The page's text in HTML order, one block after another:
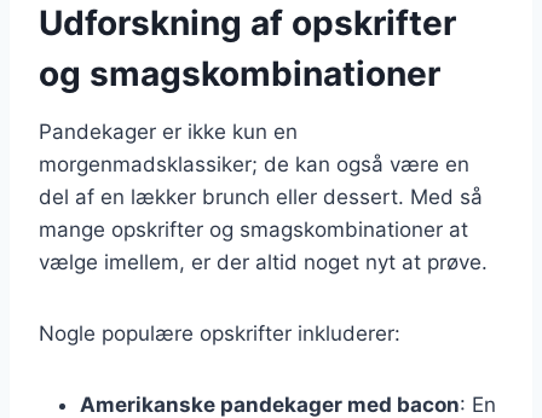
Udforskning af opskrifter
og smagskombinationer
Pandekager er ikke kun en
morgenmadsklassiker; de kan også være en
del af en lækker brunch eller dessert. Med så
mange opskrifter og smagskombinationer at
vælge imellem, er der altid noget nyt at prøve.
Nogle populære opskrifter inkluderer:
Amerikanske pandekager med bacon: En